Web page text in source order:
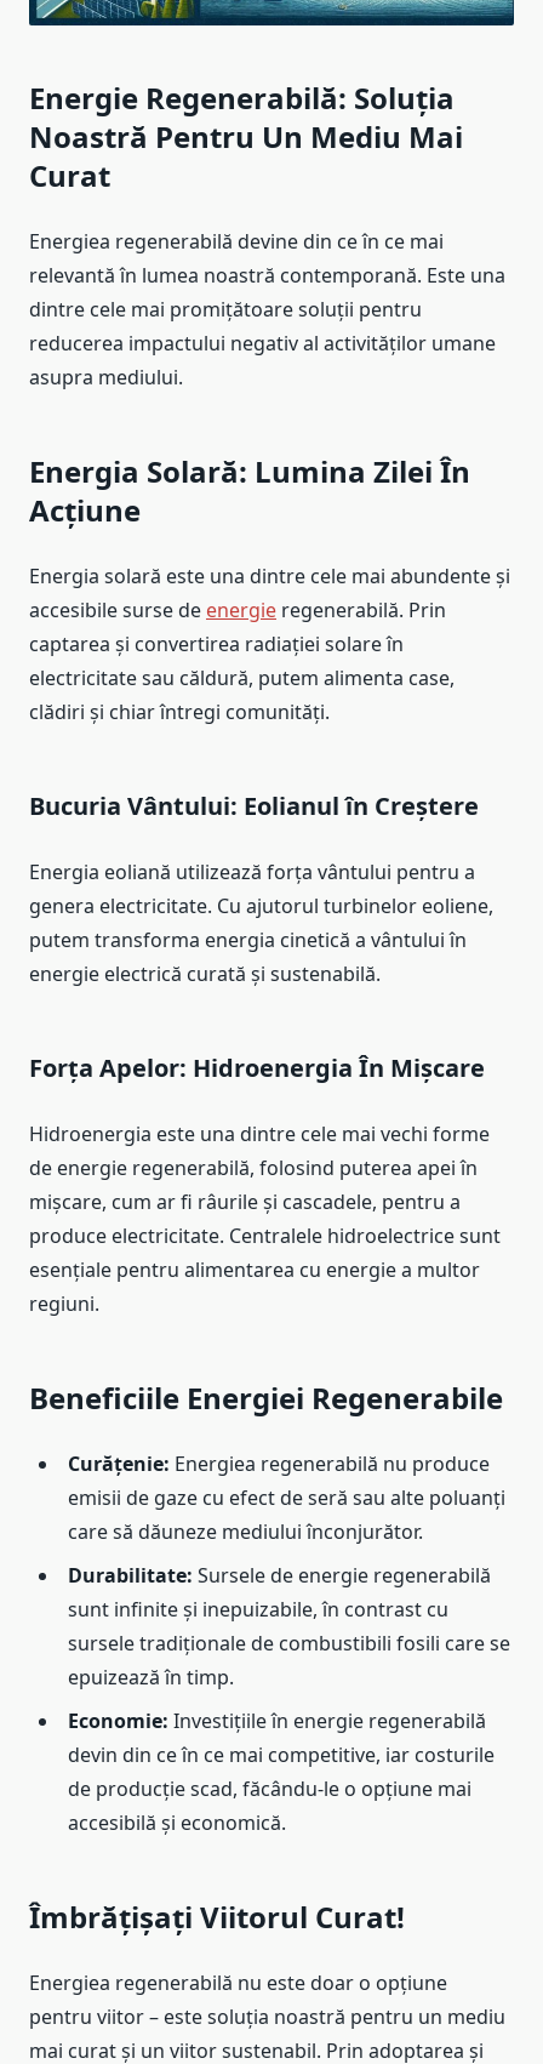
Energie Regenerabilă: Soluția
Noastră Pentru Un Mediu Mai
Curat
Energiea regenerabilă devine din ce în ce mai
relevantă în lumea noastră contemporană. Este una
dintre cele mai promițătoare soluții pentru
reducerea impactului negativ al activităților umane
asupra mediului.
Energia Solară: Lumina Zilei În
Acțiune
Energia solară este una dintre cele mai abundente și
accesibile surse de energie regenerabilă. Prin
captarea și convertirea radiației solare în
electricitate sau căldură, putem alimenta case,
clădiri și chiar întregi comunități.
Bucuria Vântului: Eolianul în Creștere
Energia eoliană utilizează forța vântului pentru a
genera electricitate. Cu ajutorul turbinelor eoliene,
putem transforma energia cinetică a vântului în
energie electrică curată și sustenabilă.
Forța Apelor: Hidroenergia În Mișcare
Hidroenergia este una dintre cele mai vechi forme
de energie regenerabilă, folosind puterea apei în
mișcare, cum ar fi râurile și cascadele, pentru a
produce electricitate. Centralele hidroelectrice sunt
esențiale pentru alimentarea cu energie a multor
regiuni.
Beneficiile Energiei Regenerabile
Curățenie: Energiea regenerabilă nu produce
emisii de gaze cu efect de seră sau alte poluanți
care să dăuneze mediului înconjurător.
Durabilitate: Sursele de energie regenerabilă
sunt infinite și inepuizabile, în contrast cu
sursele tradiționale de combustibili fosili care se
epuizează în timp.
Economie: Investițiile în energie regenerabilă
devin din ce în ce mai competitive, iar costurile
de producție scad, făcându-le o opțiune mai
accesibilă și economică.
Îmbrățișați Viitorul Curat!
Energiea regenerabilă nu este doar o opțiune
pentru viitor – este soluția noastră pentru un mediu
mai curat și un viitor sustenabil. Prin adoptarea și